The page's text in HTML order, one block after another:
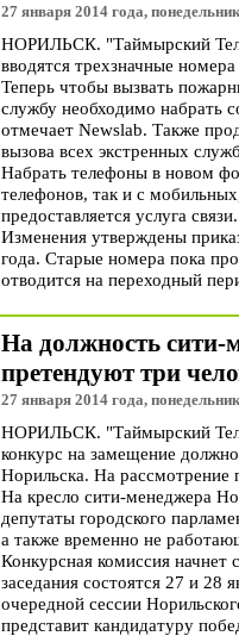
27 января 2014 года,
НОРИЛЬСК. "Таймырский
вводятся трехзначные
Теперь чтобы вызвать
службу необходимо набрать
отмечает Newslab. Также
вызова всех экстренных
Набрать телефоны в новом
телефонов, так и с
предоставляется услуга связи.
Изменения утверждены
года. Старые номера пока
отводится на переходный
На должность сити-
претендуют три
27 января 2014 года,
НОРИЛЬСК. "Таймырский
конкурс на замещение
Норильска. На рассмотрение
На кресло сити-менеджера
депутаты городского
а также временно не
Конкурсная комиссия
заседания состоятся 27 и 28
очередной сессии
представит кандидатуру